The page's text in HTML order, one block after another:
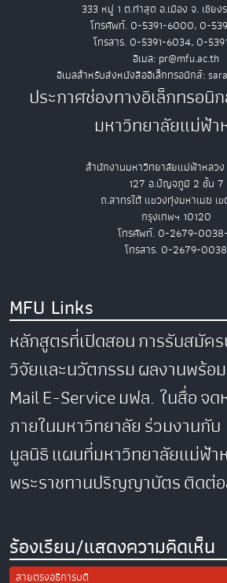
333 หมู่ 1 ต.ท่าสุด อ.เมือง จ. เชียง
โทรศัพท์. 0-5391-6000, 0-
โทรสาร. 0-5391-6034, 0-
อีเมล: pr@mfu.ac.th
อีเมลสำหรับส่งหนังสืออิเล็กทรอนิกส์:
ประกาศช่องทางอิเล็กทรอนิ
มหาวิทยาลัยแม่ฟ้า
สำนักงานมหาวิทยาลัยแม่ฟ้าหลวง
127 อ.ปัญจภูมิ 2 ชั้น 7
ถ.สาทรใต้ แขวงทุ่งมหาเมฆ เ
กรุงเทพฯ 10120
โทรศัพท์. 0-2679-
โทรสาร. 0-2679-0038
MFU Links
หลักสูตรที่เปิดสอนการรับสมัค
วิจัยและนวัตกรรมผลงานพร้อ
MailE-Serviceมฟล. ในสื่อจด
ภายในมหาวิทยาลัยร่วมงานกั
มูลนิธิแผนที่มหาวิทยาลัยแม่ฟ้า
พระราชทานปริญญาบัตรติดต่
ร้องเรียน/แสดงความคิดเห็น
สายตรงอธิการบดี